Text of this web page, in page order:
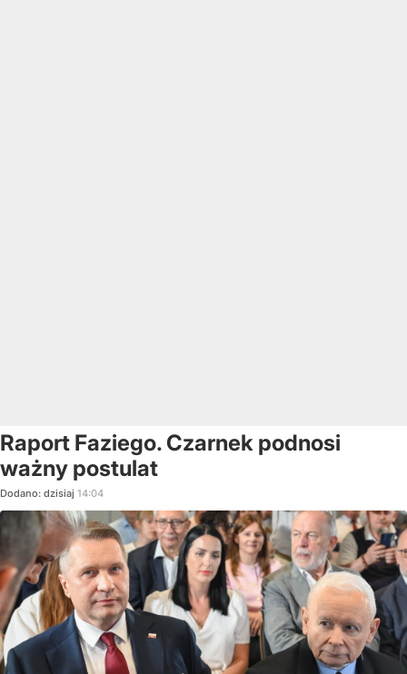
Raport Faziego. Czarnek podnosi
ważny postulat
Dodano: dzisiaj 14:04